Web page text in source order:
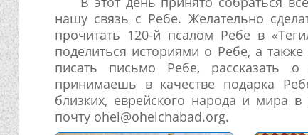
нашу связь с Ребе. Желательно
прочитать 120-й псалом Ребе в
поделиться историями о Ребе, а
писать письмо Ребе, рассказать
принимаешь в качестве подарка
близких, еврейского народа и мира
почту ohel@ohelchabad.org.